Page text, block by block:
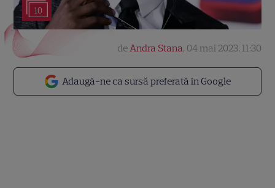
10
Adaugă-ne ca sursă preferată în Google
deAndra Stana, 04 mai 2023, 11:30